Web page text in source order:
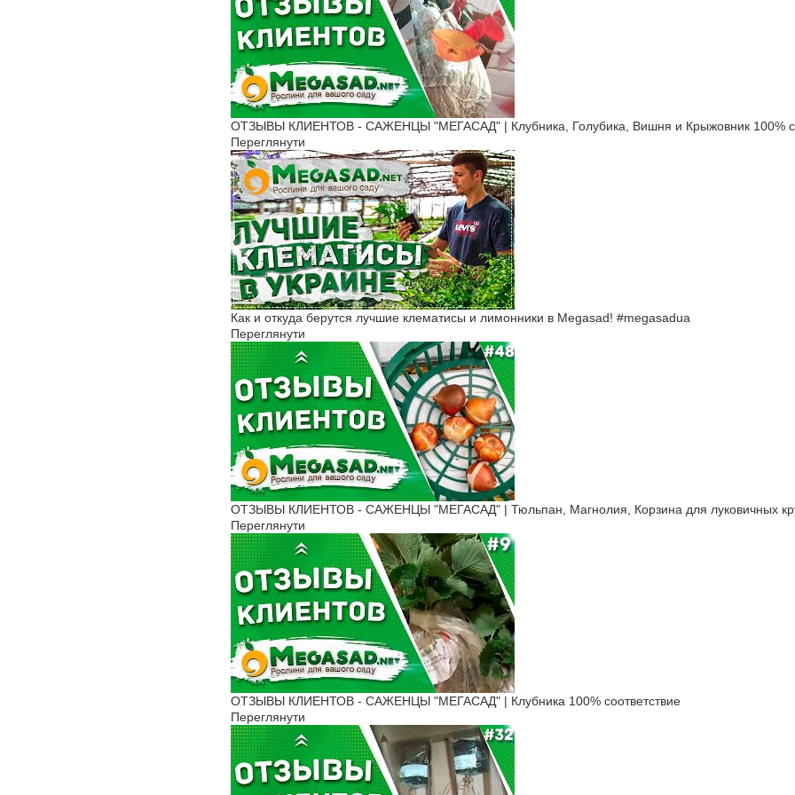
ОТЗЫВЫ КЛИЕНТОВ - САЖЕНЦЫ "МЕГАСАД" | Клубника, Голубика, Вишня и Крыжовник 100%
Переглянути
Как и откуда берутся лучшие клематисы и лимонники в Megasad! #megasadua
Переглянути
ОТЗЫВЫ КЛИЕНТОВ - САЖЕНЦЫ "МЕГАСАД" | Тюльпан, Магнолия, Корзина для луковичных
Переглянути
ОТЗЫВЫ КЛИЕНТОВ - САЖЕНЦЫ "МЕГАСАД" | Клубника 100% соответствие
Переглянути